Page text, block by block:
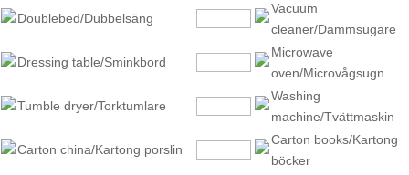
Doublebed/Dubbelsäng
Vacuum
cleaner/Dammsugare
Dressing table/Sminkbord
Microwave
oven/Microvågsugn
Tumble dryer/Torktumlare
Washing
machine/Tvättmaskin
Carton china/Kartong porslin
Carton books/Kartong
böcker